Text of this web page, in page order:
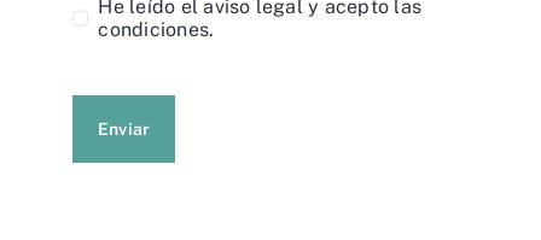
He leído elaviso legal y acepto las
condiciones.
Enviar